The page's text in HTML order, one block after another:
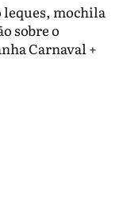
leques, mochila
sobre o
Carnaval +